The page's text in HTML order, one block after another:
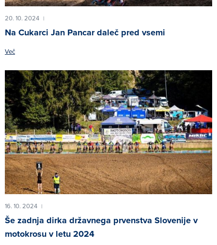
20. 10. 2024 |
Na Cukarci Jan Pancar daleč pred vsemi
Več
16. 10. 2024 |
Še zadnja dirka državnega prvenstva Slovenije v
motokrosu v letu 2024